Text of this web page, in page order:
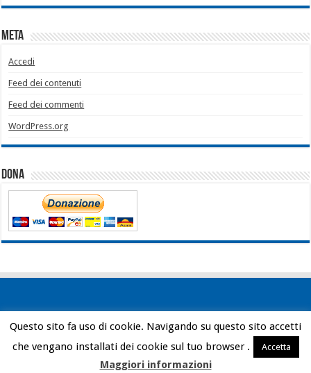
Meta
Accedi
Feed dei contenuti
Feed dei commenti
WordPress.org
Dona
Powered by WordPress| Designed by Bob Vann
© Copyright 2026, All Rights Reserved
Questo sito fa uso di cookie. Navigando su questo sito accetti
che vengano installati dei cookie sul tuo browser .
Accetta
Maggiori informazioni